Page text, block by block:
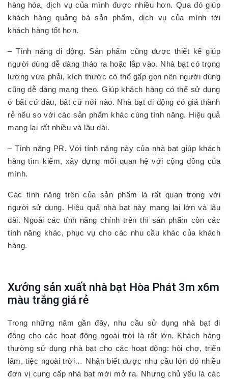
hàng hóa, dịch vụ của mình được nhiều hơn. Qua đó giúp
khách hàng quảng bá sản phẩm, dịch vụ của mình tới
khách hàng tốt hơn.
– Tính năng di động. Sản phẩm cũng được thiết kế giúp
người dùng dễ dàng tháo ra hoặc lắp vào. Nhà bạt có trọng
lượng vừa phải, kích thước có thể gấp gọn nên người dùng
cũng dễ dàng mang theo. Giúp khách hàng có thể sử dụng
ở bất cứ đâu, bất cứ nới nào. Nhà bạt di động có giá thành
rẻ nếu so với các sản phẩm khác cùng tính năng. Hiệu quả
mang lại rất nhiều và lâu dài.
– Tính năng PR. Với tính năng này của nhà bạt giúp khách
hàng tìm kiếm, xây dựng mối quan hệ với cộng đồng của
mình.
Các tính năng trên của sản phẩm là rất quan trọng với
người sử dụng. Hiệu quả nhà bạt này mang lại lớn và lâu
dài. Ngoài các tính năng chính trên thì sản phẩm còn các
tính năng khác, phục vụ cho các nhu cầu khác của khách
hàng.
Xưởng sản xuất nhà bạt Hòa Phát 3m x6m
màu trắng giá rẻ
Trong những năm gần đây, nhu cầu sử dụng nhà bạt di
động cho các hoạt động ngoài trời là rất lớn. Khách hàng
thường sử dụng nhà bạt cho các hoạt động: hội chợ, triển
lãm, tiệc ngoài trời… Nhận biết được nhu cầu lớn đó nhiều
đơn vị cung cấp nhà bạt mới mở ra. Nhưng chủ yếu là các